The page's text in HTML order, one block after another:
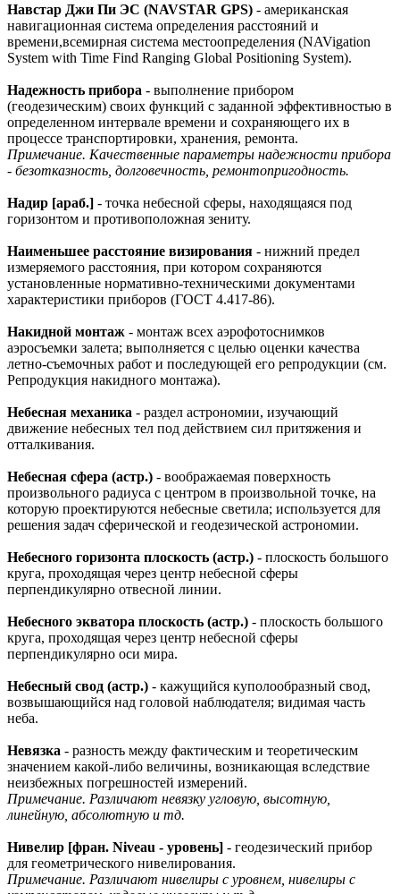
Навстар Джи Пи ЭС (NAVSTAR GPS) - американская
навигационная система определения расстояний и
времени,всемирная система местоопределения (NAVigation
System with Time Find Ranging Global Positioning System).
Надежность прибора - выполнение прибором
(геодезическим) своих функций с заданной эффективностью в
определенном интервале времени и сохраняющего их в
процессе транспортировки, хранения, ремонта.
Примечание. Качественные параметры надежности прибора
- безотказность, долговечность, ремонтопригодность.
Надир [араб.] - точка небесной сферы, находящаяся под
горизонтом и противоположная зениту.
Наименьшее расстояние визирования - нижний предел
измеряемого расстояния, при котором сохраняются
установленные нормативно-техническими документами
характеристики приборов (ГОСТ 4.417-86).
Накидной монтаж - монтаж всех аэрофотоснимков
аэросъемки залета; выполняется с целью оценки качества
летно-съемочных работ и последующей его репродукции (см.
Репродукция накидного монтажа).
Небесная механика - раздел астрономии, изучающий
движение небесных тел под действием сил притяжения и
отталкивания.
Небесная сфера (астр.) - воображаемая поверхность
произвольного радиуса с центром в произвольной точке, на
которую проектируются небесные светила; используется для
решения задач сферической и геодезической астрономии.
Небесного горизонта плоскость (астр.) - плоскость большого
круга, проходящая через центр небесной сферы
перпендикулярно отвесной линии.
Небесного экватора плоскость (астр.) - плоскость большого
круга, проходящая через центр небесной сферы
перпендикулярно оси мира.
Небесный свод (астр.) - кажущийся куполообразный свод,
возвышающийся над головой наблюдателя; видимая часть
неба.
Невязка - разность между фактическим и теоретическим
значением какой-либо величины, возникающая вследствие
неизбежных погрешностей измерений.
Примечание. Различают невязку угловую, высотную,
линейную, абсолютную и тд.
Нивелир [фран. Niveau - уровень] - геодезический прибор
для геометрического нивелирования.
Примечание. Различают нивелиры с уровнем, нивелиры с